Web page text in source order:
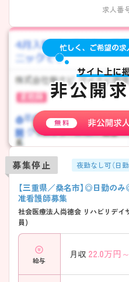
求人番
募集停止 夜勤なし可（日
【三重県／桑名市】◎日勤の
准看護師募集
社会医療法人尚徳会 リハビリデ
員)
給与
月収 22.0万円～